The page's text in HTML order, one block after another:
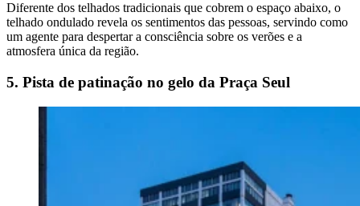
Diferente dos telhados tradicionais que cobrem o espaço abaixo, o
telhado ondulado revela os sentimentos das pessoas, servindo como
um agente para despertar a consciência sobre os verões e a
atmosfera única da região.
5. Pista de patinação no gelo da Praça Seul